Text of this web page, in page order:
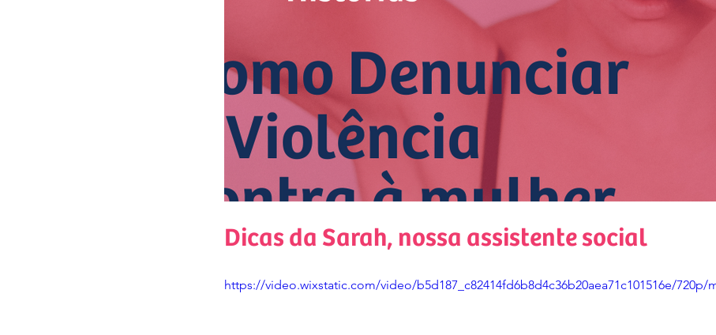
Dicas da Sarah, nossa assistente social
https://video.wixstatic.com/video/b5d187_c82414fd6b8d4c36b20aea71c101516e/720p/